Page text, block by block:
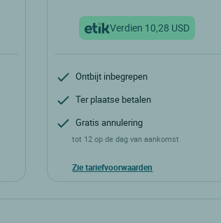
Verdien 10,28 USD
Ontbijt inbegrepen
Ter plaatse betalen
Gratis annulering
tot 12 op de dag van aankomst
Zie tariefvoorwaarden